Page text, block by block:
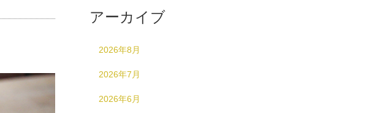
アーカイブ
2026年8月
2026年7月
2026年6月